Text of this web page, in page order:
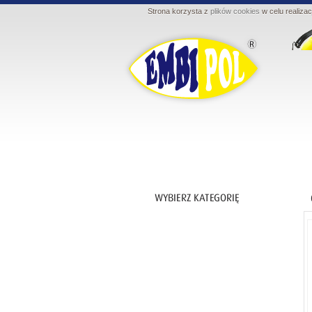
Strona korzysta z plików cookies w celu